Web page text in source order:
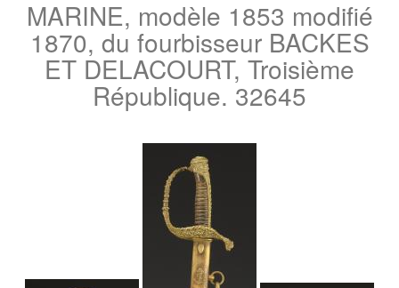
MARINE, modèle 1853 modifié
1870, du fourbisseur BACKES
ET DELACOURT, Troisième
République. 32645